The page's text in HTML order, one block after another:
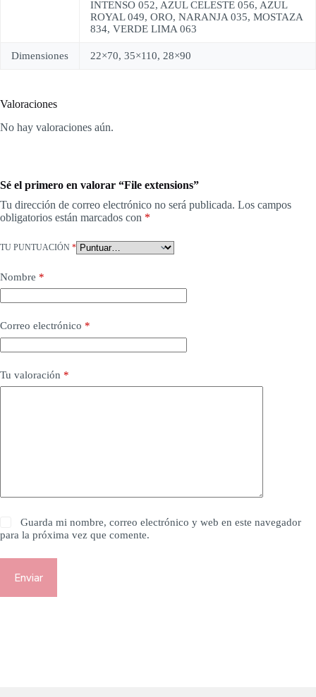
INTENSO 052, AZUL CELESTE 056, AZUL
ROYAL 049, ORO, NARANJA 035, MOSTAZA
834, VERDE LIMA 063
Dimensiones 22×70, 35×110, 28×90
Valoraciones
No hay valoraciones aún.
Sé el primero en valorar “File extensions”
Tu dirección de correo electrónico no será publicada. Los campos
obligatorios están marcados con *
TU PUNTUACIÓN *
Nombre *
Correo electrónico *
Tu valoración *
Guarda mi nombre, correo electrónico y web en este navegador
para la próxima vez que comente.
Enviar